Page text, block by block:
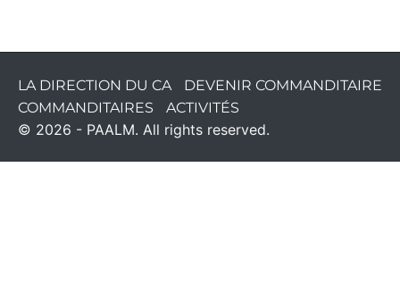
LA DIRECTION DU CA
DEVENIR COMMANDITAIRE
COMMANDITAIRES
ACTIVITÉS
© 2026 - PAALM. All rights reserved.